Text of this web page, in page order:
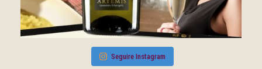
Seguire Instagram